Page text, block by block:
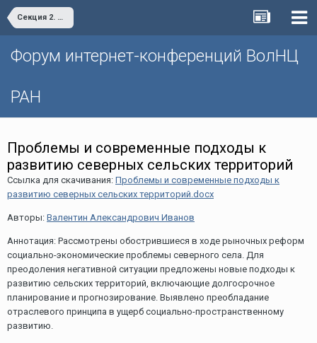
Секция 2. Экономика регионов и пандемия: предварительные итоги и прогнозы
Форум интернет-конференций ВолНЦ
РАН
Проблемы и современные подходы к
развитию северных сельских территорий
Ссылка для скачивания: Проблемы и современные подходы к
развитию северных сельских территорий.docx
Авторы: Валентин Александрович Иванов
Аннотация: Рассмотрены обострившиеся в ходе рыночных реформ
социально-экономические проблемы северного села. Для
преодоления негативной ситуации предложены новые подходы к
развитию сельских территорий, включающие долгосрочное
планирование и прогнозирование. Выявлено преобладание
отраслевого принципа в ущерб социально-пространственному
развитию.